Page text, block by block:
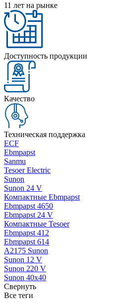
11 лет на рынке
Доступность продукции
Качество
Техническая поддержка
ECF
Ebmpapst
Sanmu
Tesoer Electric
Sunon
Sunon 24 V
Компактные Ebmpapst
Ebmpapst 4650
Ebmpapst 24 V
Компактные Tesoer
Ebmpapst 412
Ebmpapst 614
A2175 Sunon
Sunon 12 V
Sunon 220 V
Sunon 40x40
Свернуть
Все теги